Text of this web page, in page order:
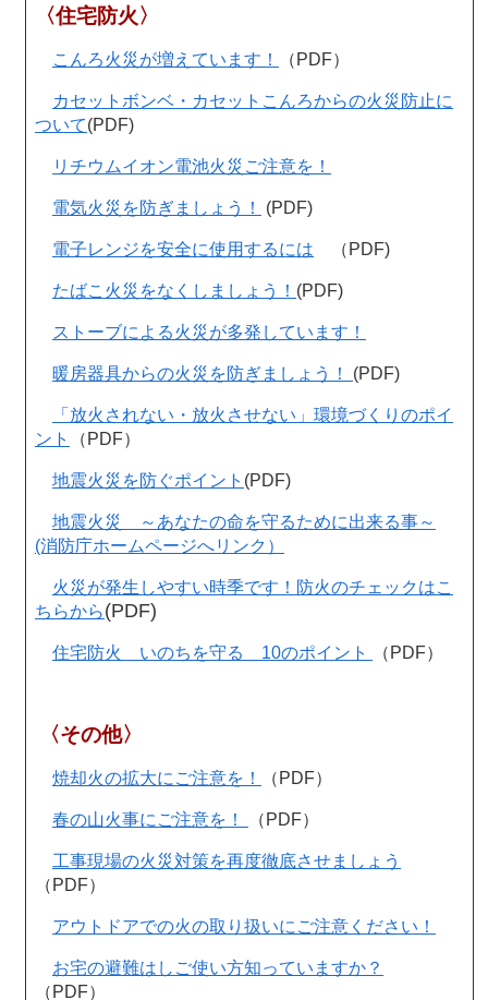
〈住宅防火〉
こんろ火災が増えています！ （PDF）
カセットボンベ・カセットこんろからの火災防止に
ついて(PDF)
リチウムイオン電池火災ご注意を！
電気火災を防ぎましょう！ (PDF)
電子レンジを安全に使用するには （PDF)
たばこ火災をなくしましょう！ (PDF)
ストーブによる火災が多発しています！
暖房器具からの火災を防ぎましょう！ (PDF)
「放火されない・放火させない」環境づくりのポイ
ント
（PDF）
地震火災を防ぐポイント (PDF)
地震火災 ～あなたの命を守るために出来る事～
(消防庁ホームページへリンク）
火災が発生しやすい時季です！防火のチェックはこ
ちらから(PDF)
住宅防火 いのちを守る 10のポイント （PDF）
〈その他〉
焼却火の拡大にご注意を！ （PDF）
春の山火事にご注意を！ （PDF）
工事現場の火災対策を再度徹底させましょう
（PDF）
アウトドアでの火の取り扱いにご注意ください！
お宅の避難はしご使い方知っていますか？
（PDF）